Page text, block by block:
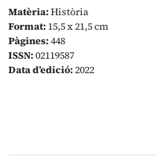
Matèria:Història
Format: 15,5 x 21,5 cm
Pàgines:448
ISSN:02119587
Data d’edició:2022